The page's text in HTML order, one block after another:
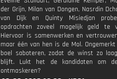
der Grijn, Milan van Dongen, Nasrdin
van Dijk en Quinty Misiedjan
opdrachten zoveel mogelijk geld te
Hiervoor is samenwerken en
maar één van hen is de Mol.
boel saboteren, zodat de winst zo
blijft. Lukt het de kandidaten om
ontmaskeren?